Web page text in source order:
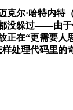
尔·哈特内特（
没躲过——由于
正在“更需要人
处理代码里